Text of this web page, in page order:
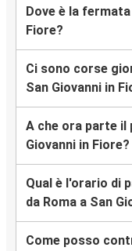
Dove è la
Fiore?
Ci sono corse
San Giovanni in
A che ora parte il
Giovanni in Fiore?
Qual è l'orario di
da Roma a San
Come posso